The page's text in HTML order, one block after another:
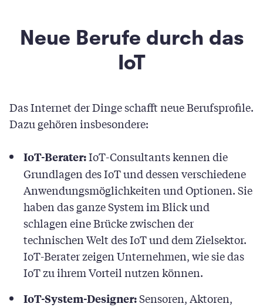
Neue Berufe durch das
IoT
Das Internet der Dinge schafft neue Berufsprofile.
Dazu gehören insbesondere:
IoT-Berater:IoT-Consultants kennen die
Grundlagen des IoT und dessen verschiedene
Anwendungsmöglichkeiten und Optionen. Sie
haben das ganze System im Blick und
schlagen eine Brücke zwischen der
technischen Welt des IoT und dem Zielsektor.
IoT-Berater zeigen Unternehmen, wie sie das
IoT zu ihrem Vorteil nutzen können.
IoT-System-Designer:Sensoren, Aktoren,